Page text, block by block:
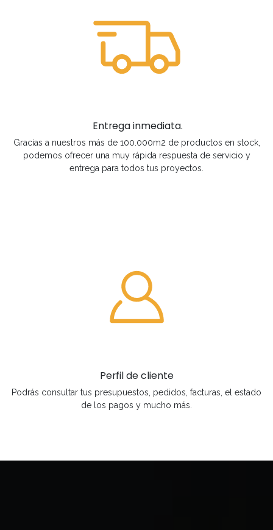
Entrega inmediata.
Gracias a nuestros más de 100.000m2 de productos en stock,
podemos ofrecer una muy rápida respuesta de servicio y
entrega para todos tus proyectos.
Perfil de cliente
Podrás consultar tus presupuestos, pedidos, facturas, el estado
de los pagos y mucho más.